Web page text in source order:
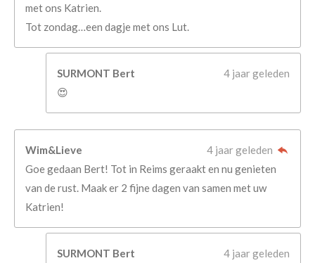
met ons Katrien.
Tot zondag…een dagje met ons Lut.
SURMONT Bert
4 jaar geleden
😍
Wim&Lieve
4 jaar geleden
Goe gedaan Bert! Tot in Reims geraakt en nu genieten
van de rust. Maak er 2 fijne dagen van samen met uw
Katrien!
SURMONT Bert
4 jaar geleden